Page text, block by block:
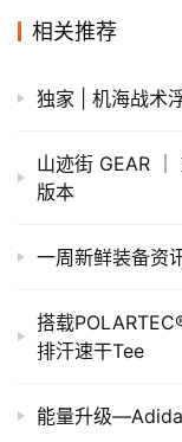
相关推荐
独家 | 机海战术
山迹街 GEAR
版本
一周新鲜装备资
搭载
排汗速干Tee
能量升级